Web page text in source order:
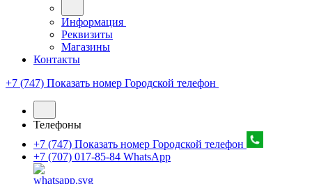
Информация
Реквизиты
Магазины
Контакты
+7 (747) Показать номер Городской телефон
Телефоны
+7 (747) Показать номер Городской телефон
+7 (707) 017-85-84 WhatsApp